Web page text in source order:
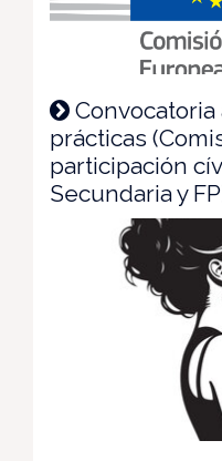
prácticas
participación
Secundaria y